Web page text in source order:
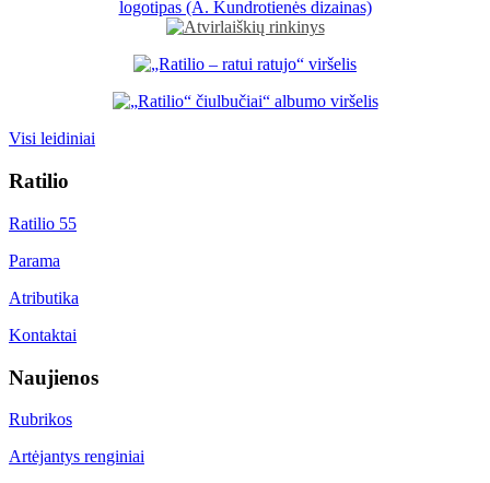
Visi leidiniai
Ratilio
Ratilio 55
Parama
Atributika
Kontaktai
Naujienos
Rubrikos
Artėjantys renginiai